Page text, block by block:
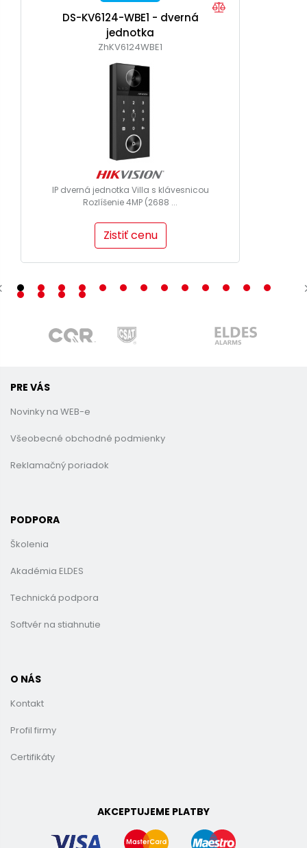
DS-KV6124-WBE1 - dverná
jednotka
ZhKV6124WBE1
IP dverná jednotka Villa s klávesnicou
Rozlíšenie 4MP (2688 ...
Zistiť cenu
PRE VÁS
Novinky na WEB-e
Všeobecné obchodné podmienky
Reklamačný poriadok
PODPORA
Školenia
Akadémia ELDES
Technická podpora
Softvér na stiahnutie
O NÁS
Kontakt
Profil firmy
Certifikáty
AKCEPTUJEME PLATBY